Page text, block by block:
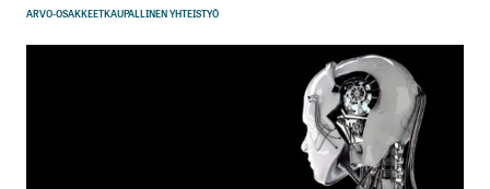
ARVO-OSAKKEETKAUPALLINEN YHTEISTYÖ